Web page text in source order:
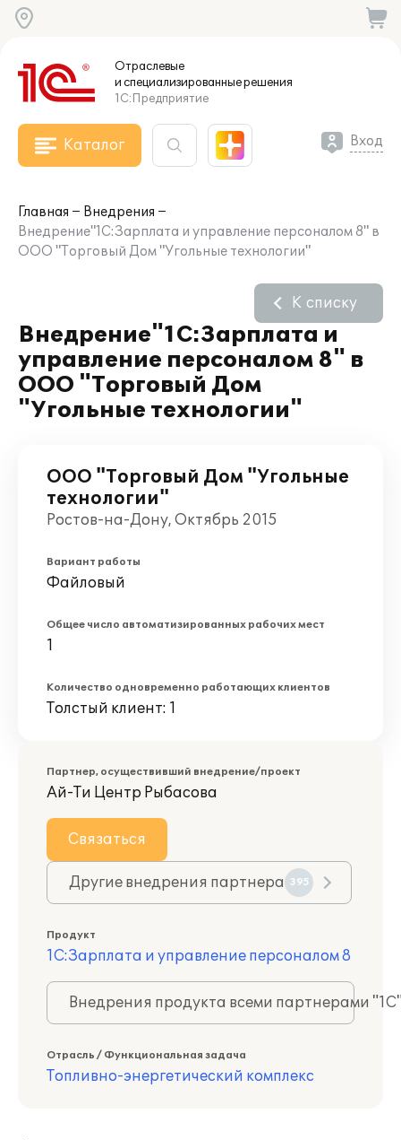
Отраслевые
и специализированныерешения
1С:Предприятие
Каталог Вход
Главная
Внедрения
Внедрение"1С:Зарплата и управление персоналом 8" в
ООО "Торговый Дом "Угольные технологии"
Внедрение"1С:Зарплата и
управление персоналом 8" в
ООО "Торговый Дом
"Угольные технологии"
К списку
ООО "Торговый Дом "Угольные
технологии"
Ростов-на-Дону, Октябрь 2015
Вариант работы
Файловый
Общее число автоматизированных рабочих мест
1
Количество одновременно работающих клиентов
Толстый клиент: 1
Партнер, осуществивший внедрение/проект
Ай-Ти Центр Рыбасова
Связаться
Другие внедрения партнера 395
Продукт
1С:Зарплата и управление персоналом 8
Внедрения продукта всеми партнерами
Отрасль / Функциональная задача
Топливно-энергетический комплекс